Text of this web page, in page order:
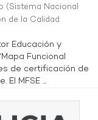
(Sistema Nacional
de la Calidad
Educación y
Funcional
de certificación de
MFSE ...